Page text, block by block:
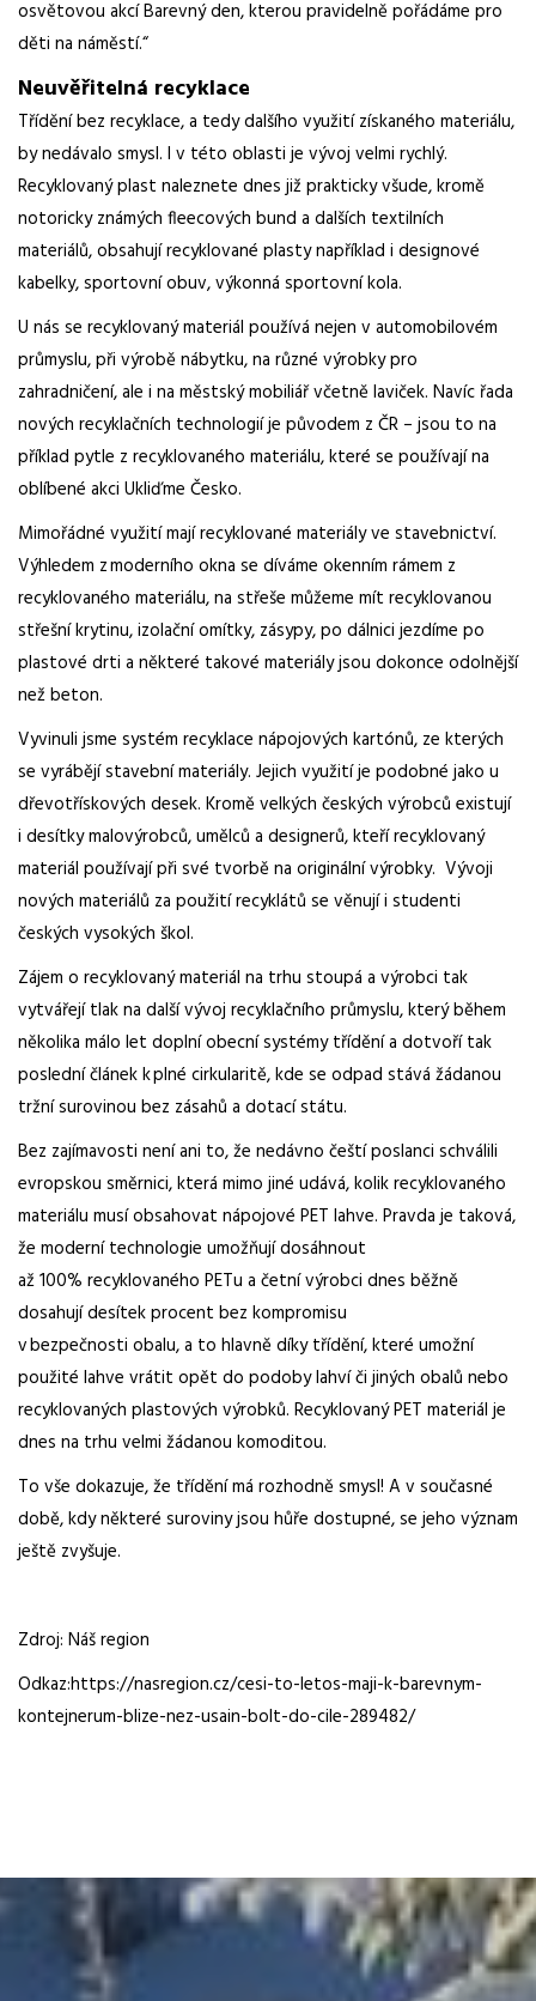
osvětovou akcí Barevný den, kterou pravidelně pořádáme pro
děti na náměstí.“
Neuvěřitelná recyklace
Třídění bez recyklace, a tedy dalšího využití získaného materiálu,
by nedávalo smysl. I v této oblasti je vývoj velmi rychlý.
Recyklovaný plast naleznete dnes již prakticky všude, kromě
notoricky známých fleecových bund a dalších textilních
materiálů, obsahují recyklované plasty například i designové
kabelky, sportovní obuv, výkonná sportovní kola.
U nás se recyklovaný materiál používá nejen v automobilovém
průmyslu, při výrobě nábytku, na různé výrobky pro
zahradničení, ale i na městský mobiliář včetně laviček. Navíc řada
nových recyklačních technologií je původem z ČR – jsou to na
příklad pytle z recyklovaného materiálu, které se používají na
oblíbené akci Ukliďme Česko.
Mimořádné využití mají recyklované materiály ve stavebnictví.
Výhledem z moderního okna se díváme okenním rámem z
recyklovaného materiálu, na střeše můžeme mít recyklovanou
střešní krytinu, izolační omítky, zásypy, po dálnici jezdíme po
plastové drti a některé takové materiály jsou dokonce odolnější
než beton.
Vyvinuli jsme systém recyklace nápojových kartónů, ze kterých
se vyrábějí stavební materiály. Jejich využití je podobné jako u
dřevotřískových desek. Kromě velkých českých výrobců existují
i desítky malovýrobců, umělců a designerů, kteří recyklovaný
materiál používají při své tvorbě na originální výrobky. Vývoji
nových materiálů za použití recyklátů se věnují i studenti
českých vysokých škol.
Zájem o recyklovaný materiál na trhu stoupá a výrobci tak
vytvářejí tlak na další vývoj recyklačního průmyslu, který během
několika málo let doplní obecní systémy třídění a dotvoří tak
poslední článek k plné cirkularitě,kde se odpad stává žádanou
tržní surovinou bez zásahů a dotací státu.
Bez zajímavosti není ani to, že nedávno čeští poslanci schválili
evropskou směrnici, která mimojiné udává, kolik recyklovaného
materiálu musí obsahovat nápojové PET lahve. Pravda je taková,
že moderní technologie umožňují dosáhnout
až100% recyklovaného PETu a četní výrobci dnes běžně
dosahují desítek procent bez kompromisu
v bezpečnosti obalu,a to hlavně díky třídění, které umožní
použité lahve vrátit opět do podoby lahví či jiných obalů nebo
recyklovaných plastových výrobků. Recyklovaný PET materiál je
dnes na trhu velmi žádanou komoditou.
To vše dokazuje, že třídění má rozhodně smysl! A v současné
době, kdy některé suroviny jsou hůře dostupné, se jeho význam
ještě zvyšuje.
Zdroj: Náš region
Odkaz:https://nasregion.cz/cesi-to-letos-maji-k-barevnym-
kontejnerum-blize-nez-usain-bolt-do-cile-289482/